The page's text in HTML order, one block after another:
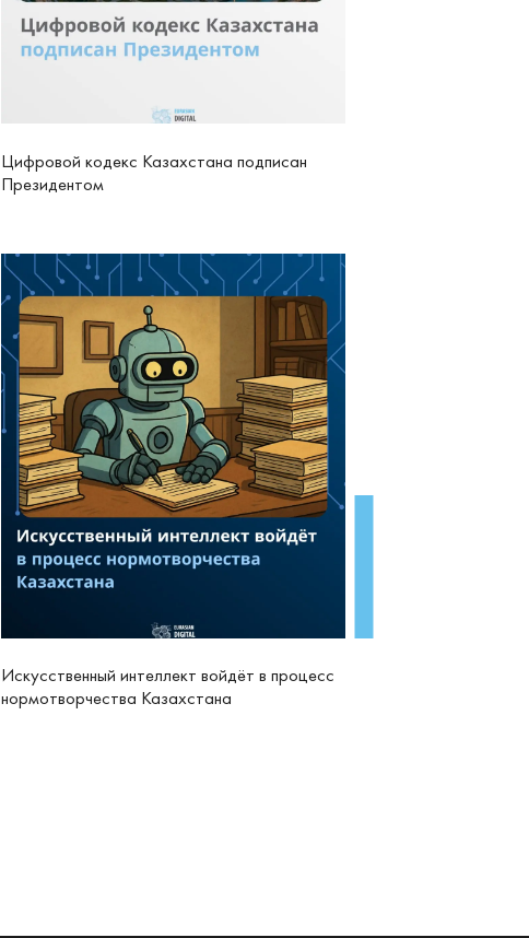
Цифровой кодекс Казахстана подписан
Президентом
Искусственный интеллект войдёт в процесс
нормотворчества Казахстана